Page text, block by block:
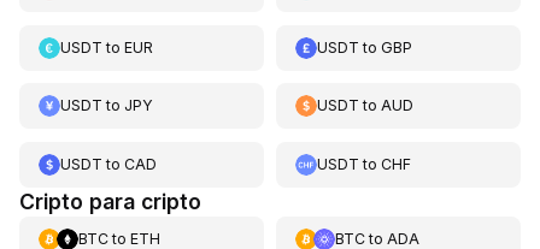
USDT to EUR USDT toGBP
USDT to JPY USDT toAUD
USDT to CAD USDT toCHF
Cripto para cripto
BTCto ETH BTCto ADA